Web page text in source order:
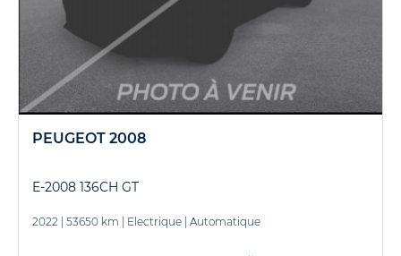
PEUGEOT 2008
E-2008 136CH GT
2022 53650 km Electrique Automatique